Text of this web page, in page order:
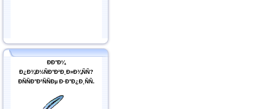
ÐÐ°Ð¼
Ð¿Ð¾Ð½ÑÐ°Ð²Ð¸Ð»Ð¾ÑÑ?
ÐÑÑÐ°Ð²ÑÑÐµ Ð·Ð°Ð¿Ð¸ÑÑ.